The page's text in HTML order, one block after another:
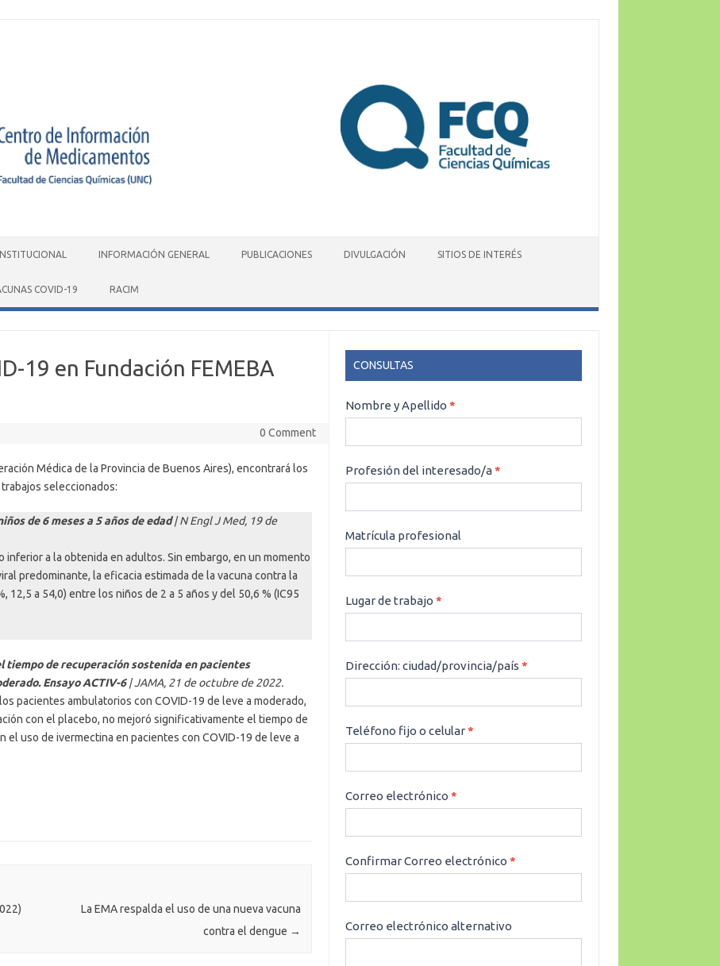
INFORMACIÓN GENERAL PUBLICACIONES DIVULGACIÓN SITIOS DE INTERÉS
COVID-19 RACIM
19 en Fundación FEMEBA
0 Comment
Médica de la Provincia de Buenos Aires), encontrará los
seleccionados:
de 6 meses a 5 años de edad| N Engl J Med, 19 de
a la obtenida en adultos. Sin embargo, en un momento
predominante, la eficacia estimada de la vacuna contra la
12,5 a 54,0) entre los niños de 2 a 5 años y del 50,6 % (IC95
tiempo de recuperación sostenida en pacientes
Ensayo ACTIV-6| JAMA, 21 de octubre de 2022.
pacientes ambulatorios con COVID-19 de leve a moderado,
con el placebo, no mejoró significativamente el tiempo de
el uso de ivermectina en pacientes con COVID-19 de leve a
La EMA respalda el uso de una nueva vacuna
contra el dengue →
CONSULTAS
CONSULTAS
Nombre y Apellido*
Profesión del interesado/a*
Matrícula profesional
Lugar de trabajo*
Dirección: ciudad/provincia/país*
Teléfono fijo o celular*
Correo electrónico*
Confirmar Correo electrónico*
Correo electrónico alternativo